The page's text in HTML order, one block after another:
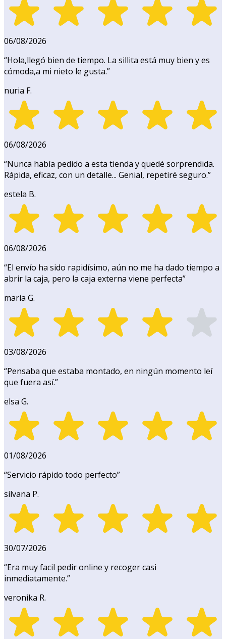
06/08/2026
“Hola,llegó bien de tiempo. La sillita está muy bien y es
cómoda,a mi nieto le gusta.”
nuria F.
06/08/2026
“Nunca había pedido a esta tienda y quedé sorprendida.
Rápida, eficaz, con un detalle... Genial, repetiré seguro.”
estela B.
06/08/2026
“El envío ha sido rapidísimo, aún no me ha dado tiempo a
abrir la caja, pero la caja externa viene perfecta”
maría G.
03/08/2026
“Pensaba que estaba montado, en ningún momento leí
que fuera así.”
elsa G.
01/08/2026
“Servicio rápido todo perfecto”
silvana P.
30/07/2026
“Era muy facil pedir online y recoger casi
inmediatamente.”
veronika R.